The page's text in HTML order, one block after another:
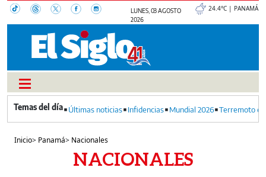
LUNES, 03 AGOSTO
2026
24.4°C | PANAMÁ
Últimas noticias Infidencias Mundial 2026 Terremoto
Inicio> Panamá> Nacionales
NACIONALES